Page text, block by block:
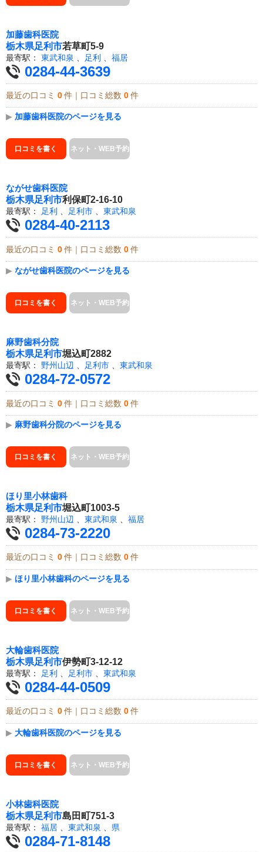
加藤歯科医院
栃木県足利市若草町5-9
最寄駅： 東武和泉 足利 福居
0284-44-3639
最近の口コミ 0 件｜口コミ総数 0 件
▶ 加藤歯科医院のページを見る
口コミを書く ネット・WEB予約
ながせ歯科医院
栃木県足利市利保町2-16-10
最寄駅： 足利 、 足利市 、 東武和泉
0284-40-2113
最近の口コミ 0 件｜口コミ総数 0 件
▶ ながせ歯科医院のページを見る
口コミを書く ネット・WEB予約
麻野歯科分院
栃木県足利市堀込町2882
最寄駅： 野州山辺 足利市 東武和泉
0284-72-0572
最近の口コミ 0 件｜口コミ総数 0 件
▶ 麻野歯科分院のページを見る
口コミを書く ネット・WEB予約
ほり里小林歯科
栃木県足利市堀込町1003-5
最寄駅： 野州山辺 東武和泉 福居
0284-73-2220
最近の口コミ 0 件｜口コミ総数 0 件
▶ ほり里小林歯科のページを見る
口コミを書く ネット・WEB予約
大輪歯科医院
栃木県足利市伊勢町3-12-12
最寄駅： 足利 足利市 東武和泉
0284-44-0509
最近の口コミ 0 件｜口コミ総数 0 件
▶ 大輪歯科医院のページを見る
口コミを書く ネット・WEB予約
小林歯科医院
栃木県足利市島田町751-3
最寄駅： 福居 東武和泉 県
0284-71-8148